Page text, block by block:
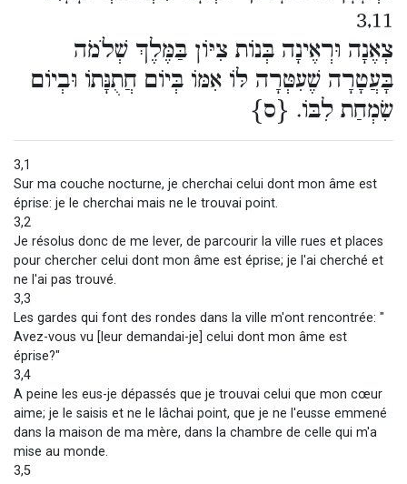
3,11
צְאֶנָה וּרְאֶינָה בְּנוֹת צִיּוֹן בַּמֶּלֶךְ שְׁלֹמֹה
בָּעֲטָרָה שֶׁעִטְּרָה לּוֹ אִמּוֹ בְּיוֹם חֲתֻנָּתוֹ וּבְיוֹם
שִׂמְחַת לִבּוֹ. {ס}
3,1
Sur ma couche nocturne, je cherchai celui dont mon âme est
éprise: je le cherchai mais ne le trouvai point.
3,2
Je résolus donc de me lever, de parcourir la ville rues et places
pour chercher celui dont mon âme est éprise; je l'ai cherché et
ne l'ai pas trouvé.
3,3
Les gardes qui font des rondes dans la ville m'ont rencontrée: "
Avez-vous vu [leur demandai-je] celui dont mon âme est
éprise?"
3,4
A peine les eus-je dépassés que je trouvai celui que mon cœur
aime; je le saisis et ne le lâchai point, que je ne l'eusse emmené
dans la maison de ma mère, dans la chambre de celle qui m'a
mise au monde.
3,5